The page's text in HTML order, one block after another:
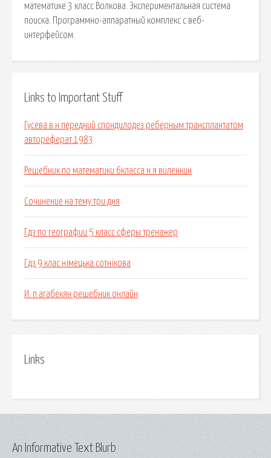
математике 3 класс Волкова. Экспериментальная система
поиска. Программно-аппаратный комплекс с веб-
интерфейсом.
Links to Important Stuff
Гусева в н передний спондилодез реберным трансплантатом
автореферат 1983
Решебник по математики 6класса н.я виленкин
Сочинение на тему три дня
Гдз по географии 5 класс сферы тренажер
Гдз 9 клас німецька сотнікова
И. п агабекян решебник онлайн
Links
An Informative Text Blurb